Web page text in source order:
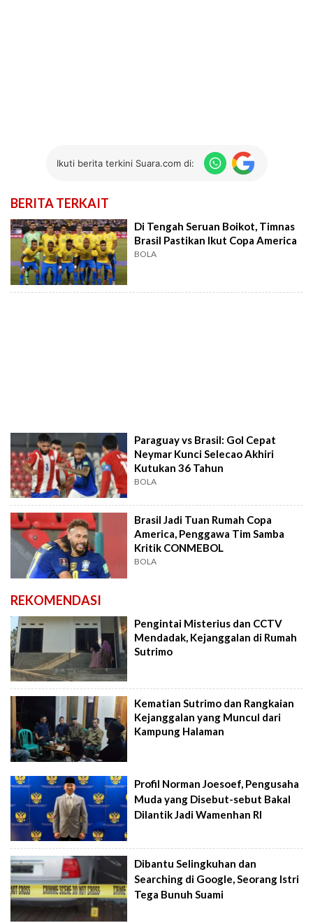
Ikuti berita terkini Suara.com di:
BERITA TERKAIT
Di Tengah Seruan Boikot, Timnas
Brasil Pastikan Ikut Copa America
BOLA
Paraguay vs Brasil: Gol Cepat
Neymar Kunci Selecao Akhiri
Kutukan 36 Tahun
BOLA
Brasil Jadi Tuan Rumah Copa
America, Penggawa Tim Samba
Kritik CONMEBOL
BOLA
REKOMENDASI
Pengintai Misterius dan CCTV
Mendadak, Kejanggalan di Rumah
Sutrimo
Kematian Sutrimo dan Rangkaian
Kejanggalan yang Muncul dari
Kampung Halaman
Profil Norman Joesoef, Pengusaha
Muda yang Disebut-sebut Bakal
Dilantik Jadi Wamenhan RI
Dibantu Selingkuhan dan
Searching di Google, Seorang Istri
Tega Bunuh Suami